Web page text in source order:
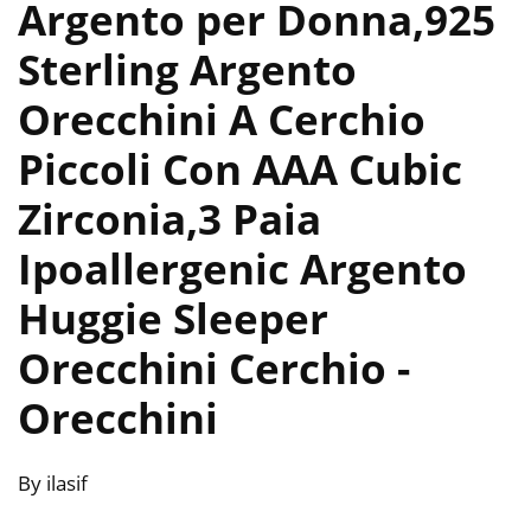
Argento per Donna,925
Sterling Argento
Orecchini A Cerchio
Piccoli Con AAA Cubic
Zirconia,3 Paia
Ipoallergenic Argento
Huggie Sleeper
Orecchini Cerchio -
Orecchini
By ilasif